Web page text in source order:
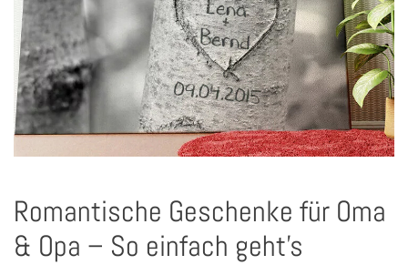
Romantische Geschenke für Oma
& Opa – So einfach geht’s